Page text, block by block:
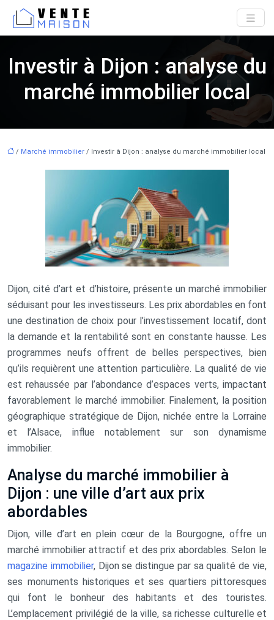
Investir à Dijon : analyse du
marché immobilier local
/ Marché immobilier / Investir à Dijon : analyse du marché immobilier local
Dijon, cité d’art et d’histoire, présente un marché immobilier
séduisant pour les investisseurs. Les prix abordables en font
une destination de choix pour l’investissement locatif, dont
la demande et la rentabilité sont en constante hausse. Les
programmes neufs offrent de belles perspectives, bien
qu’ils requièrent une attention particulière. La qualité de vie
est rehaussée par l’abondance d’espaces verts, impactant
favorablement le marché immobilier. Finalement, la position
géographique stratégique de Dijon, nichée entre la Lorraine
et l’Alsace, influe notablement sur son dynamisme
immobilier.
Analyse du marché immobilier à
Dijon : une ville d’art aux prix
abordables
Dijon, ville d’art en plein cœur de la Bourgogne, offre un
marché immobilier attractif et des prix abordables. Selon le
magazine immobilier, Dijon se distingue par sa qualité de vie,
ses monuments historiques et ses quartiers pittoresques
qui font le bonheur des habitants et des touristes.
L’emplacement privilégié de la ville, sa richesse culturelle et